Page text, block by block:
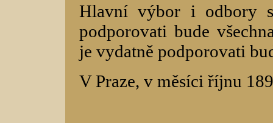
Hlavní výbor i odbory
podporovati bude
je vydatně podporovati
V Praze, v měsíci říjnu